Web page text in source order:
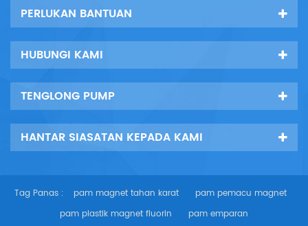
PERLUKAN BANTUAN
HUBUNGI KAMI
TENGLONG PUMP
HANTAR SIASATAN KEPADA KAMI
Tag Panas : pam magnet tahan karat
pam pemacu magnet
pam plastik magnet fluorin
pam emparan